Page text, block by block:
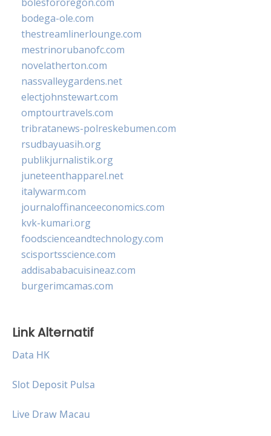
bodega-ole.com
thestreamlinerlounge.com
mestrinorubanofc.com
novelatherton.com
nassvalleygardens.net
electjohnstewart.com
omptourtravels.com
tribratanews-polreskebumen.com
rsudbayuasih.org
publikjurnalistik.org
juneteenthapparel.net
italywarm.com
journaloffinanceeconomics.com
kvk-kumari.org
foodscienceandtechnology.com
scisportsscience.com
addisababacuisineaz.com
burgerimcamas.com
Link Alternatif
Data HK
Slot Deposit Pulsa
Live Draw Macau